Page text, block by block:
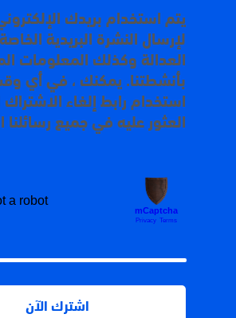
يتم استخدام بريدك
لإرسال النشرة البريدية
العدالة وكذلك المعلومات
بأنشطتنا. يمكنك ، في أي
استخدام رابط إلغاء
العثور عليه في جميع رسائلنا